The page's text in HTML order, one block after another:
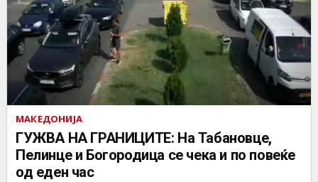
МАКЕДОНИЈА
ГУЖВА НА ГРАНИЦИТЕ: На Табановце,
Пелинце и Богородица се чека и по повеќе
од еден час